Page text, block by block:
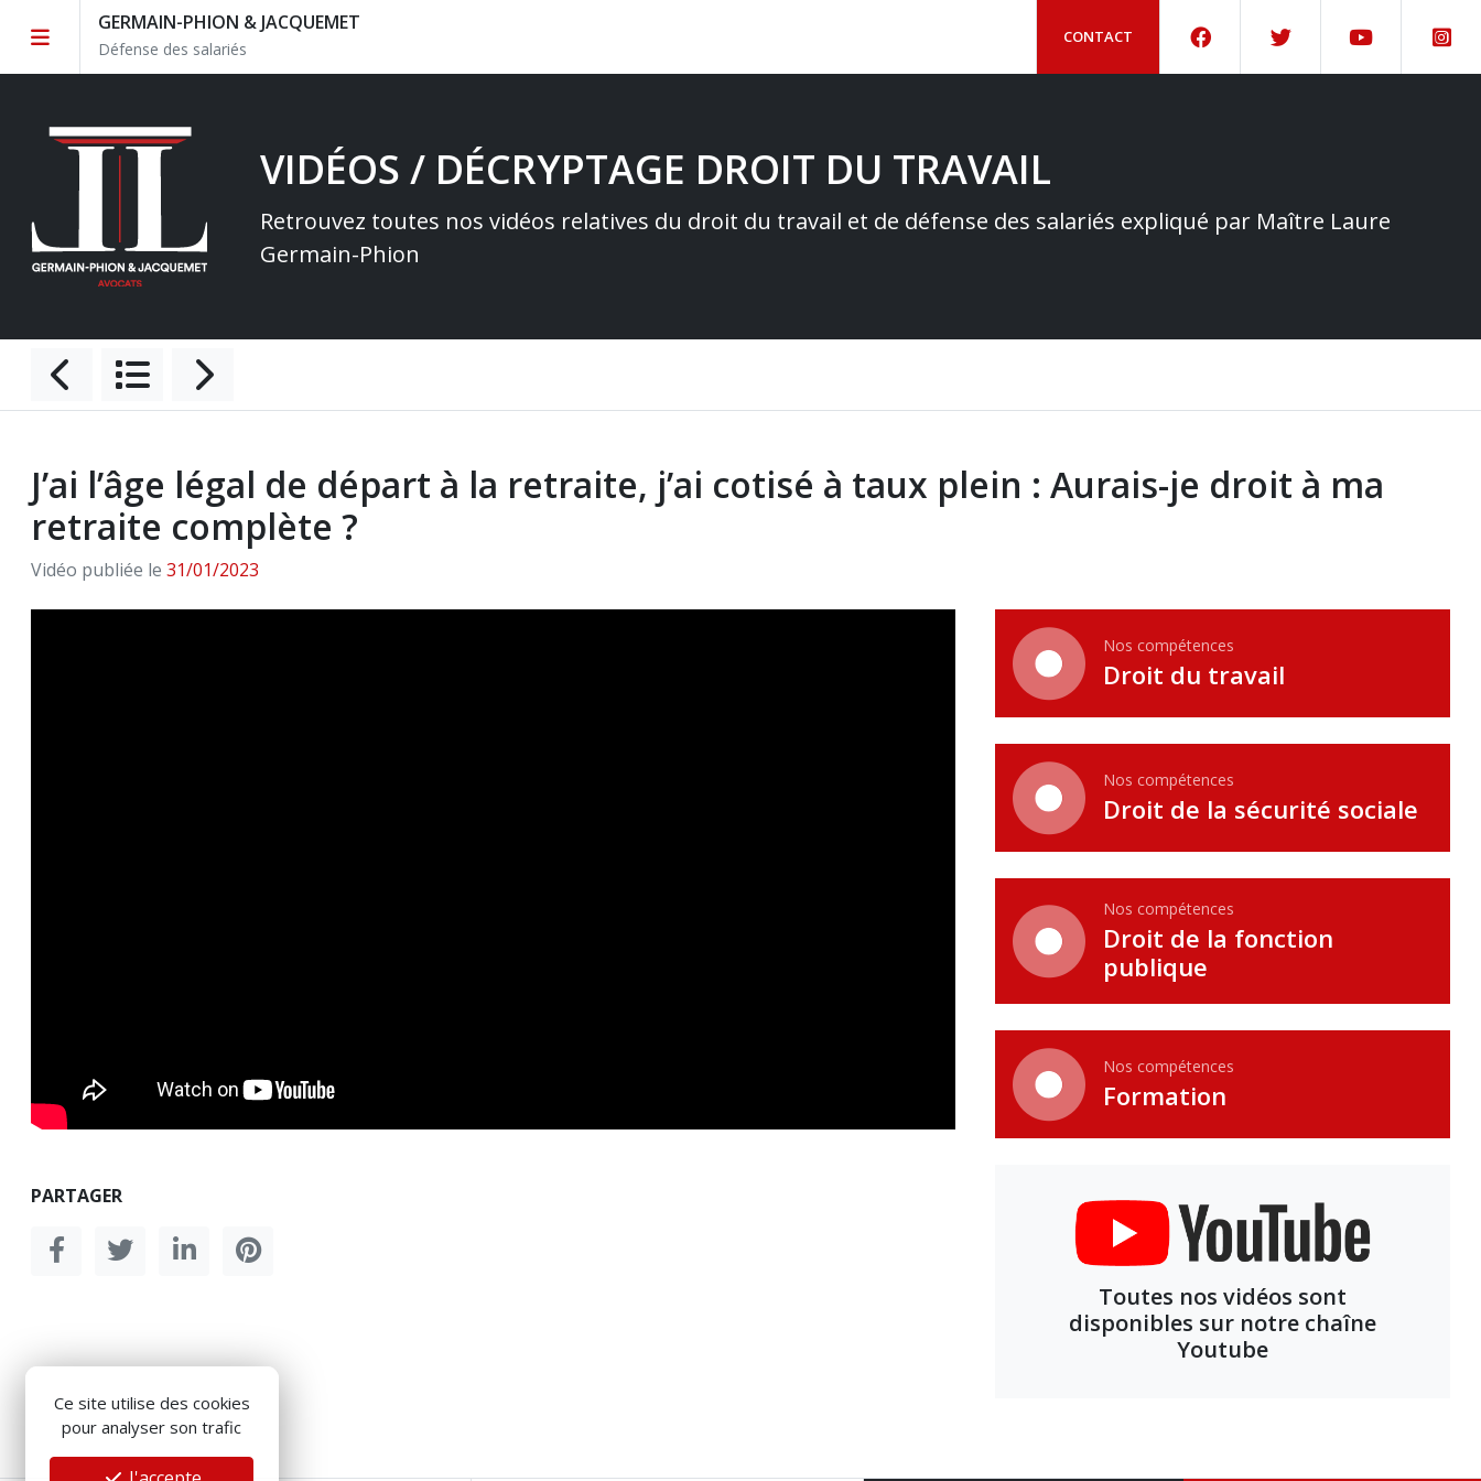
GERMAIN-PHION & JACQUEMET
Défense des salariés
CONTACT
VIDÉOS / DÉCRYPTAGE DROIT DU TRAVAIL
Retrouvez toutes nos vidéos relatives du droit du travail et de défense des salariés expliqué par Maître Laure
Germain-Phion
J’ai l’âge légal de départ à la retraite, j’ai cotisé à taux plein : Aurais-je droit à ma
retraite complète ?
Vidéo publiée le 31/01/2023
PARTAGER
Nos compétences
Droit du travail
Nos compétences
Droit de la sécurité sociale
Nos compétences
Droit de la fonction
publique
Nos compétences
Formation
Toutes nos vidéos sont
disponibles sur notre chaîne
Youtube
Ce site utilise des cookies
pour analyser son trafic